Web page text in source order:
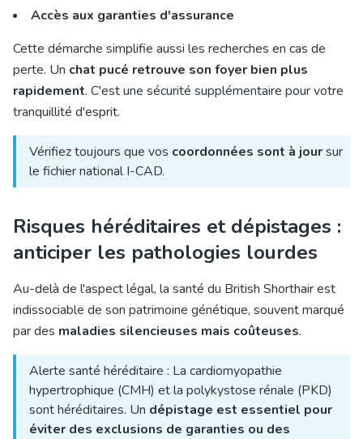
Accès aux garanties d'assurance
Cette démarche simplifie aussi les recherches en cas de
perte. Un chat pucé retrouve son foyer bien plus
rapidement. C'est une sécurité supplémentaire pour votre
tranquillité d'esprit.
Vérifiez toujours que vos coordonnées sont à joursur
le fichier national I-CAD.
Risques héréditaires et dépistages :
anticiper les pathologies lourdes
Au-delà de l'aspect légal, la santé du British Shorthair est
indissociable de son patrimoine génétique, souvent marqué
par des maladies silencieuses mais coûteuses.
Alerte santé héréditaire : La cardiomyopathie
hypertrophique (CMH) et la polykystose rénale (PKD)
sont héréditaires. Un dépistage est essentiel pour
éviter des exclusions de garanties ou des